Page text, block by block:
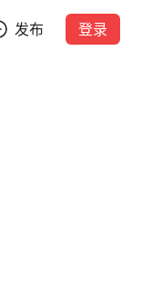
发布 登录